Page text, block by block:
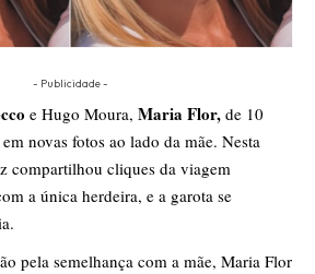
- Publicidade -
e Hugo Moura, Maria Flor, de 10
novas fotos ao lado da mãe. Nesta
compartilhou cliques da viagem
a única herdeira, e a garota se
pela semelhança com a mãe, Maria Flor